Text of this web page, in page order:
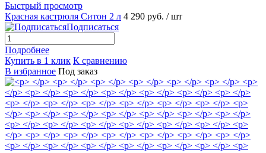
Быстрый просмотр
Красная кастрюля Ситон 2 л 4 290 руб. / шт
Подписаться
Подробнее
Купить в 1 клик К сравнению
В избранное Под заказ